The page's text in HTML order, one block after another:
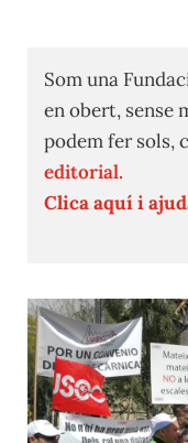
Som una
en obert, sense
podem fer sols,
editorial.
Clica aquí i